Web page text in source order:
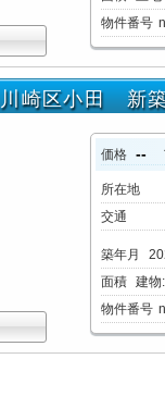
物件番号
区小田 新
価格 --
所在地
交通
築年月
面積 建物
物件番号